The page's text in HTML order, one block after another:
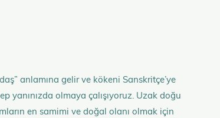
anlamına gelir ve kökeni Sanskritçe’ye
yanınızda olmaya çalışıyoruz. Uzak doğu
en samimi ve doğal olanı olmak için